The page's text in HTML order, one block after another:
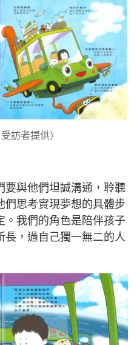
訪者提供）
要與他們坦誠溝通，聆聽
們思考實現夢想的具體步
。我們的角色是陪伴孩子
長，過自己獨一無二的人